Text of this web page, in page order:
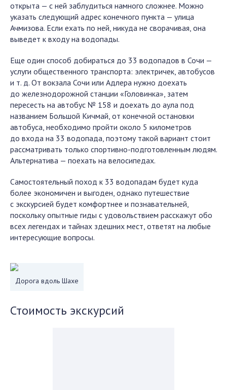
открыта — с ней заблудиться намного сложнее. Можно
указать следующий адрес конечного пункта — улица
Ачмизова. Если ехать по ней, никуда не сворачивая, она
выведет к входу на водопады.
Еще один способ добираться до 33 водопадов в Сочи —
услуги общественного транспорта: электричек, автобусов
и т. д. От вокзала Сочи или Адлера нужно доехать
до железнодорожной станции «Головинка», затем
пересесть на автобус № 158 и доехать до аула под
названием Большой Кичмай, от конечной остановки
автобуса, необходимо пройти около 5 километров
до входа на 33 водопада, поэтому такой вариант стоит
рассматривать только спортивно-подготовленным людям.
Альтернатива — поехать на велосипедах.
Самостоятельный поход к 33 водопадам будет куда
более экономичен и выгоден, однако путешествие
с экскурсией будет комфортнее и познавательней,
поскольку опытные гиды с удовольствием расскажут обо
всех легендах и тайнах здешних мест, ответят на любые
интересующие вопросы.
Дорога вдоль Шахе
Стоимость экскурсий